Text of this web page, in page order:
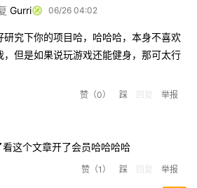
Gurri 06/26 04:02
研究下你的项目哈，哈哈哈，本身不喜欢
，但是如果说玩游戏还能健身，那可太行
赞 （0） 踩 回复 举报
这个文章开了会员哈哈哈哈
赞 （1） 踩 回复 举报